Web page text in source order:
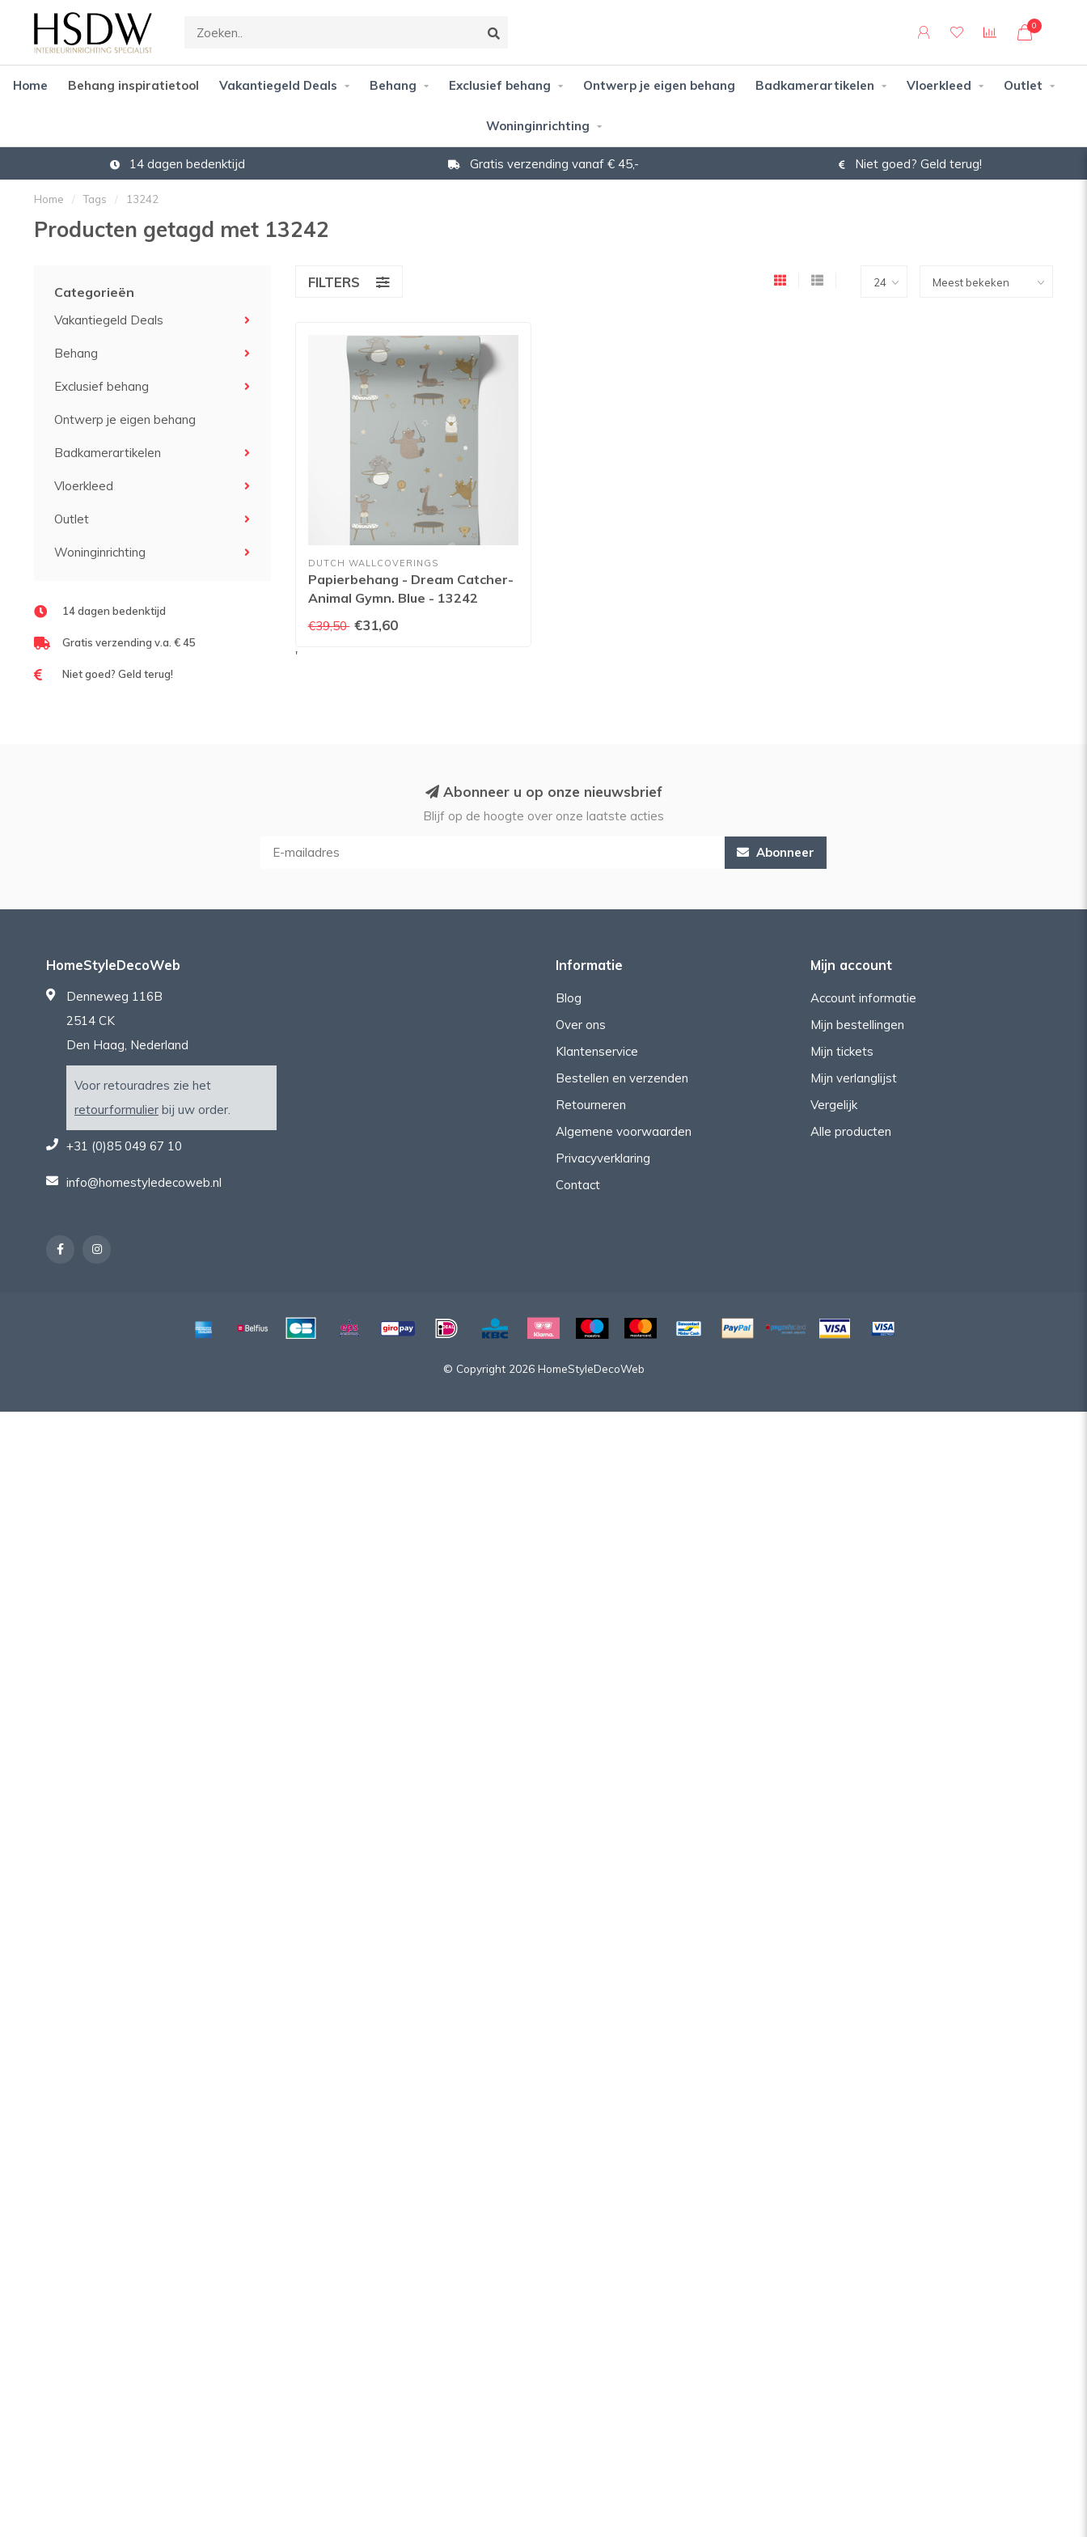
0
Home Behang inspiratietool Vakantiegeld Deals Behang Exclusief behang Ontwerp je eigen behang Badkamerartikelen Vloerkleed Outlet
Woninginrichting
14 dagen bedenktijd Gratis verzending vanaf € 45,- Niet goed? Geld terug!
Home / Tags / 13242
Producten getagd met 13242
Categorieën
Vakantiegeld Deals
Behang
Exclusief behang
Ontwerp je eigen behang
Badkamerartikelen
Vloerkleed
Outlet
Woninginrichting
14 dagen bedenktijd
Gratis verzending v.a. € 45
Niet goed? Geld terug!
FILTERS
DUTCH WALLCOVERINGS
Papierbehang - Dream Catcher-
Animal Gymn. Blue - 13242
€39,50 €31,60
'
Abonneer u op onze nieuwsbrief
Blijf op de hoogte over onze laatste acties
Abonneer
HomeStyleDecoWeb
Denneweg 116B
2514 CK
Den Haag, Nederland
Voor retouradres zie het
retourformulier bij uw order.
+31 (0)85 049 67 10
info@homestyledecoweb.nl
Informatie
Blog
Over ons
Klantenservice
Bestellen en verzenden
Retourneren
Algemene voorwaarden
Privacyverklaring
Contact
Mijn account
Account informatie
Mijn bestellingen
Mijn tickets
Mijn verlanglijst
Vergelijk
Alle producten
© Copyright 2026 HomeStyleDecoWeb